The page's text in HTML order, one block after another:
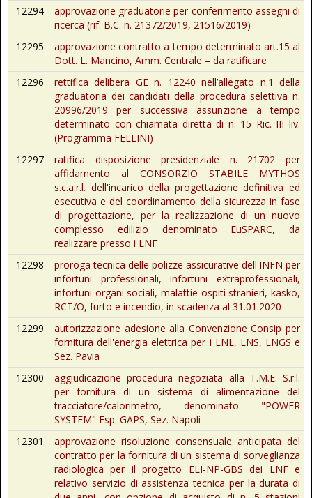
12294
approvazione graduatorie per conferimento assegni di
ricerca (rif. B.C. n. 21372/2019, 21516/2019)
12295
approvazione contratto a tempo determinato art.15 al
Dott. L. Mancino, Amm. Centrale – da ratificare
12296
rettifica delibera GE n. 12240 nell’allegato n.1 della
graduatoria dei candidati della procedura selettiva n.
20996/2019 per successiva assunzione a tempo
determinato con chiamata diretta di n. 15 Ric. III liv.
(Programma FELLINI)
12297
ratifica disposizione presidenziale n. 21702 per
affidamento al CONSORZIO STABILE MYTHOS
s.c.a.r.l. dell'incarico della progettazione definitiva ed
esecutiva e del coordinamento della sicurezza in fase
di progettazione, per la realizzazione di un nuovo
complesso edilizio denominato EuSPARC, da
realizzare presso i LNF
12298
proroga tecnica delle polizze assicurative dell'INFN per
infortuni professionali, infortuni extraprofessionali,
infortuni organi sociali, malattie ospiti stranieri, kasko,
RCT/O, furto e incendio, in scadenza al 31.01.2020
12299
autorizzazione adesione alla Convenzione Consip per
fornitura dell'energia elettrica per i LNL, LNS, LNGS e
Sez. Pavia
12300
aggiudicazione procedura negoziata alla T.M.E. S.r.l.
per fornitura di un sistema di alimentazione del
tracciatore/calorimetro, denominato "POWER
SYSTEM" Esp. GAPS, Sez. Napoli
12301
approvazione risoluzione consensuale anticipata del
contratto per la fornitura di un sistema di sorveglianza
radiologica per il progetto ELI-NP-GBS dei LNF e
relativo servizio di assistenza tecnica per la durata di